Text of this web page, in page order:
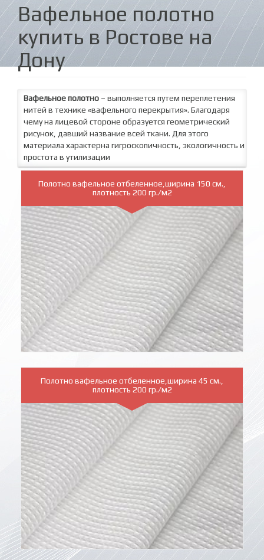
Вафельное полотно
купить в Ростове на
Дону
Вафельное полотно – выполняется путем переплетения
нитей в технике «вафельного перекрытия». Благодаря
чему на лицевой стороне образуется геометрический
рисунок, давший название всей ткани. Для этого
материала характерна гигроскопичность, экологичность и
простота в утилизации
Полотно вафельное отбеленное,ширина 150 см.,
плотность 200 гр./м2
Полотно вафельное отбеленное,ширина 45 см.,
плотность 200 гр./м2